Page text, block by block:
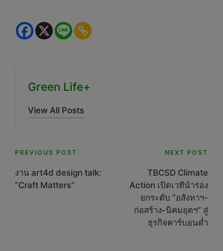
Green Life+
View All Posts
Post
navigation
PREVIOUS POST
งาน art4d design talk:
“Craft Matters”
NEXT POST
TBCSD Climate
Action เปิดเวทีนำร่อง
ยกระดับ “อสังหาฯ-
ก่อสร้าง-นิคมอุตฯ” สู่
ธุรกิจคาร์บอนต่ำ